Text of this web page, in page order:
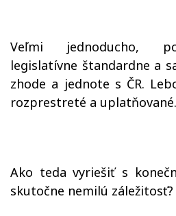
Veľmi jednoducho,
legislatívne štandardne a
zhode a jednote s ČR.
rozprestreté a uplatňované.
Ako teda vyriešiť s
skutočne nemilú záležitosť?